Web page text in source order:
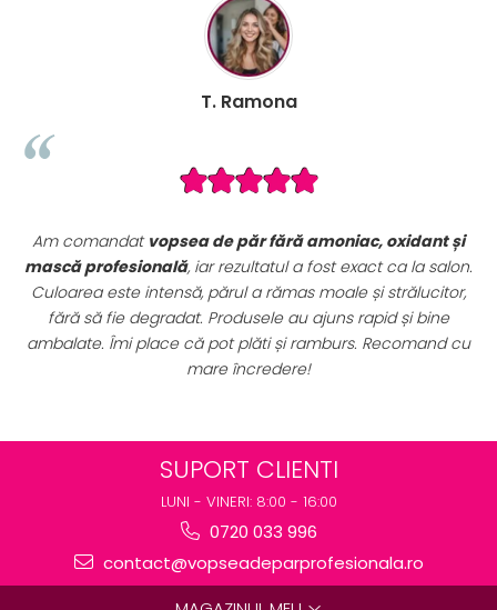
și
salon.
cu
B. Mihaela
Seturile promoționale de pe
sunt extrem de avantajoase. Am achiziționat unset
complet de vopsele profesionale cu oxidanți și
perfect pentru uz profesional. Calitate foarte bună la
preț excelent. Se vede clar că sunt produse originale,
destinate rezultatelor de salon.
SUPORT CLIENTI
LUNI - VINERI: 8:00 - 16:00
0720 033 996
contact@vopseadeparprofesionala.ro